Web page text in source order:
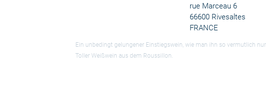
rue Marceau 6
66600 Rivesaltes
FRANCE
Ein unbedingt gelungener Einstiegswein, wie man ihn so vermutlich
Toller Weißwein aus dem Roussillon.